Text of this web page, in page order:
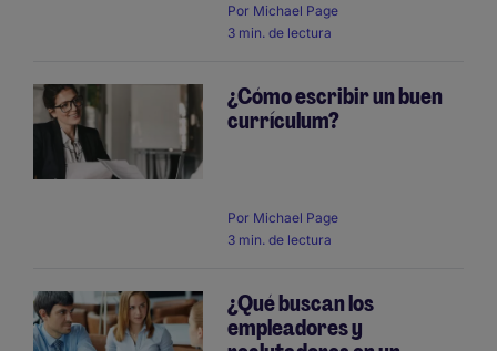
Por Michael Page
3 min. de lectura
¿Cómo escribir un buen
currículum?
Por Michael Page
3 min. de lectura
¿Qué buscan los
empleadores y